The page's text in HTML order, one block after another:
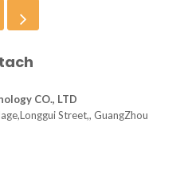
CO., LTD
Street,, GuangZhou